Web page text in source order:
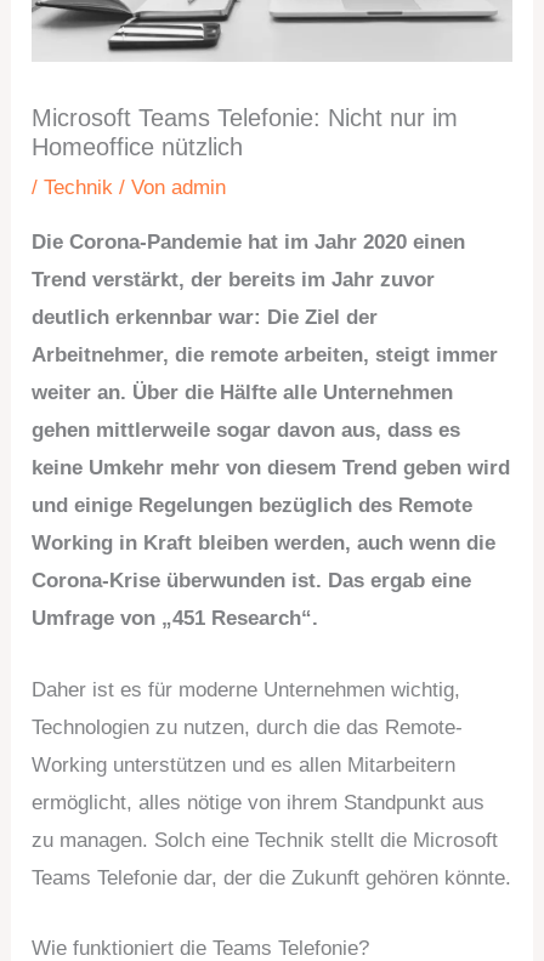
Microsoft Teams Telefonie: Nicht nur im
Homeoffice nützlich
/Technik / Vonadmin
Die Corona-Pandemie hat im Jahr 2020 einen
Trend verstärkt, der bereits im Jahr zuvor
deutlich erkennbar war: Die Ziel der
Arbeitnehmer, die remote arbeiten, steigt immer
weiter an. Über die Hälfte alle Unternehmen
gehen mittlerweile sogar davon aus, dass es
keine Umkehr mehr von diesem Trend geben wird
und einige Regelungen bezüglich des Remote
Working in Kraft bleiben werden, auch wenn die
Corona-Krise überwunden ist. Das ergab eine
Umfrage von „451 Research“.
Daher ist es für moderne Unternehmen wichtig,
Technologien zu nutzen, durch die das Remote-
Working unterstützen und es allen Mitarbeitern
ermöglicht, alles nötige von ihrem Standpunkt aus
zu managen. Solch eine Technik stellt die Microsoft
Teams Telefonie dar, der die Zukunft gehören könnte.
Wie funktioniert die Teams Telefonie?